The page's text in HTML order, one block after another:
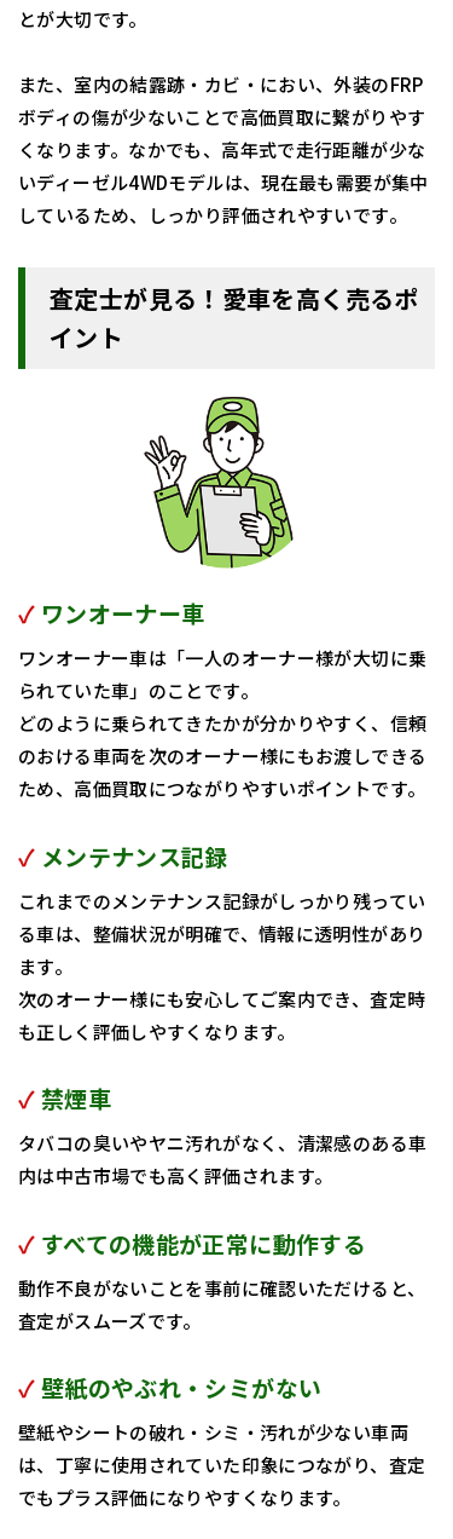
とが大切です。
また、室内の結露跡・カビ・におい、外装のFRP
ボディの傷が少ないことで高価買取に繋がりやす
くなります。なかでも、高年式で走行距離が少な
いディーゼル4WDモデルは、現在最も需要が集中
しているため、しっかり評価されやすいです。
査定士が見る！愛車を高く売るポ
イント
✓ ワンオーナー車
ワンオーナー車は「一人のオーナー様が大切に乗
られていた車」のことです。
どのように乗られてきたかが分かりやすく、信頼
のおける車両を次のオーナー様にもお渡しできる
ため、高価買取につながりやすいポイントです。
✓ メンテナンス記録
これまでのメンテナンス記録がしっかり残ってい
る車は、整備状況が明確で、情報に透明性があり
ます。
次のオーナー様にも安心してご案内でき、査定時
も正しく評価しやすくなります。
✓禁煙車
タバコの臭いやヤニ汚れがなく、清潔感のある車
内は中古市場でも高く評価されます。
✓ すべての機能が正常に動作する
動作不良がないことを事前に確認いただけると、
査定がスムーズです。
✓壁紙のやぶれ・シミがない
壁紙やシートの破れ・シミ・汚れが少ない車両
は、丁寧に使用されていた印象につながり、査定
でもプラス評価になりやすくなります。